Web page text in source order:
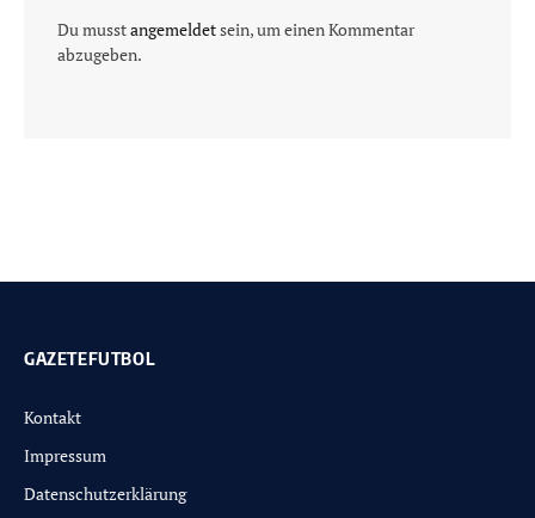
Du musstangemeldetsein, um einen Kommentar
abzugeben.
GAZETEFUTBOL
Kontakt
Impressum
Datenschutzerklärung